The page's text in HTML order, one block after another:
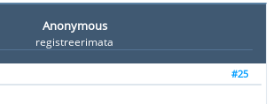
Anonymous
registreerimata
#25